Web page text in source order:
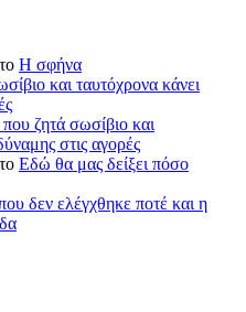
Η σφήνα
και ταυτόχρονα κάνει
ζητά σωσίβιο και
στις αγορές
Εδώ θα μας δείξει πόσο
δεν ελέγχθηκε ποτέ και η